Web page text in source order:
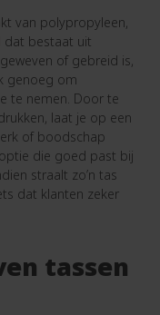
van polypropyleen,
dat bestaat uit
of gebreid is,
genoeg om
te nemen. Door te
laat je op een
of boodschap
die goed past bij
straalt zo’n tas
dat klanten zeker
tassen